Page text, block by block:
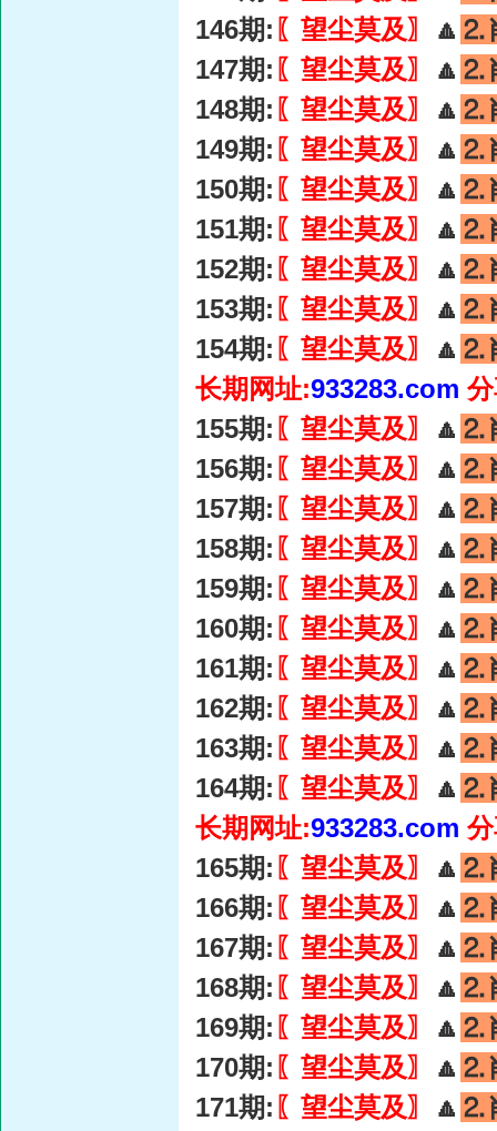
146期: 〖望尘莫及〗 🔼 ⒉
147期: 〖望尘莫及〗 🔼 ⒉
148期: 〖望尘莫及〗 🔼 ⒉
149期: 〖望尘莫及〗 🔼 ⒉
150期: 〖望尘莫及〗 🔼 ⒉
151期: 〖望尘莫及〗 🔼 ⒉
152期: 〖望尘莫及〗 🔼 ⒉
153期: 〖望尘莫及〗 🔼 ⒉
154期: 〖望尘莫及〗 🔼 ⒉
长期网址:933283.com
155期: 〖望尘莫及〗 🔼 ⒉
156期: 〖望尘莫及〗 🔼 ⒉
157期: 〖望尘莫及〗 🔼 ⒉
158期: 〖望尘莫及〗 🔼 ⒉
159期: 〖望尘莫及〗 🔼 ⒉
160期: 〖望尘莫及〗 🔼 ⒉
161期: 〖望尘莫及〗 🔼 ⒉
162期: 〖望尘莫及〗 🔼 ⒉
163期: 〖望尘莫及〗 🔼 ⒉
164期: 〖望尘莫及〗 🔼 ⒉
长期网址:933283.com
165期: 〖望尘莫及〗 🔼 ⒉
166期: 〖望尘莫及〗 🔼 ⒉
167期: 〖望尘莫及〗 🔼 ⒉
168期: 〖望尘莫及〗 🔼 ⒉
169期: 〖望尘莫及〗 🔼 ⒉
170期: 〖望尘莫及〗 🔼 ⒉
171期: 〖望尘莫及〗 🔼 ⒉